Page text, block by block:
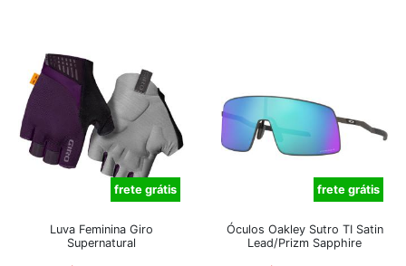
frete grátis
Luva Feminina Giro
Supernatural
frete grátis
Óculos Oakley Sutro TI Satin
Lead/Prizm Sapphire